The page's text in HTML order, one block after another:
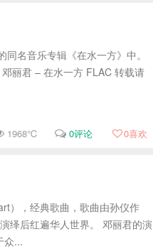
名音乐专辑《在水一方》中。
丽君 – 在水一方 FLAC 转载请
1968℃ 0评论 0喜欢
），经典歌曲，歌曲由孙仪作
绎后红遍华人世界。 邓丽君的演
众...